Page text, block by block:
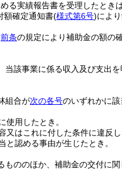
る実績報告書を受理したとき
額確定通知書(様式第6号)によ
前条の規定により補助金の額の
当該事業に係る収入及び支出
組合が次の各号のいずれかに
使用したとき。
又はこれに付した条件に違反し
と認める事由が生じたとき。
もののほか、補助金の交付に